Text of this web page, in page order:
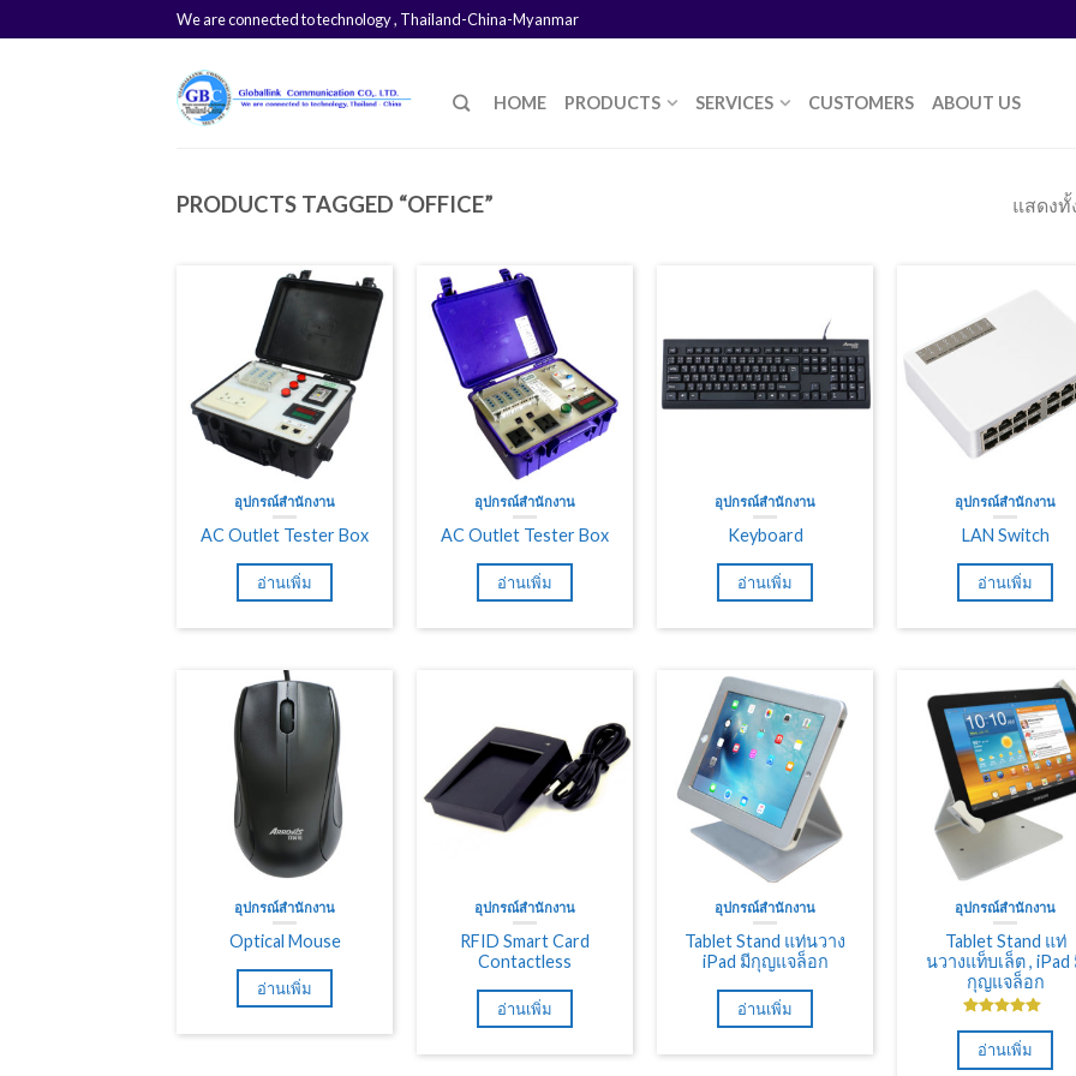
We are connected to technology , Thailand-China-Myanmar
HOME PRODUCTS SERVICES CUSTOMERS ABOUT US
PRODUCTS TAGGED “OFFICE” แสดง
อุปกรณ์สำนักงาน
AC Outlet Tester Box
อ่านเพิ่ม
อุปกรณ์สำนักงาน
AC Outlet Tester Box
อ่านเพิ่ม
อุปกรณ์สำนักงาน
Keyboard
อ่านเพิ่ม
อุปกรณ์สำนักงาน
LAN Switch
อ่านเพิ่ม
อุปกรณ์สำนักงาน
Optical Mouse
อ่านเพิ่ม
อุปกรณ์สำนักงาน
RFID Smart Card
Contactless
อ่านเพิ่ม
อุปกรณ์สำนักงาน
Tablet Stand แท่นวาง
iPad มีกุญแจล็อก
อ่านเพิ่ม
อุปกรณ์สำนักงาน
Tablet Stand แท่
นวางแท็บเล็ต , iPad
กุญแจล็อก
ให้คะแนน
5.00
ตั้งแต่
1-5 คะแนน
อ่านเพิ่ม